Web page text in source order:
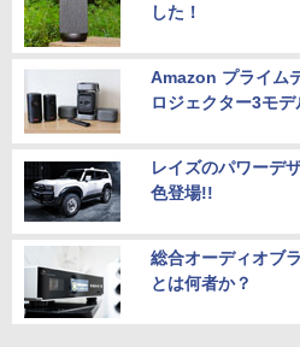
した！
Amazon プライム
ロジェクター3モ
レイズのパワーデ
色登場!!
総合オーディオブ
とは何者か？